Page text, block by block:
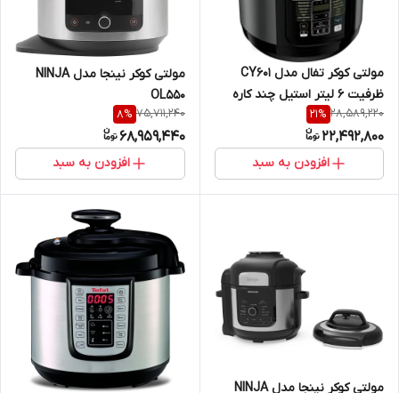
مولتی کوکر تفال مدل CY601
ظرفیت ۶ لیتر استیل چند کاره
28,589,220
21%
22,492,800
افزودن به سبد
مولتی کوکر نینجا مدل NINJA
OL550
75,711,240
8%
68,959,440
افزودن به سبد
مولتی کوکر نینجا مدل NINJA